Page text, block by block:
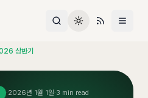
상반기
·2026년 1월 1일·3 min read